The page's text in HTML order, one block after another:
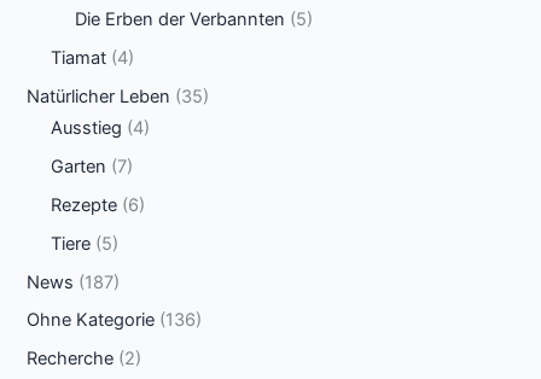
Die Erben der Verbannten (5)
Tiamat (4)
Natürlicher Leben (35)
Ausstieg (4)
Garten (7)
Rezepte (6)
Tiere (5)
News (187)
Ohne Kategorie (136)
Recherche (2)